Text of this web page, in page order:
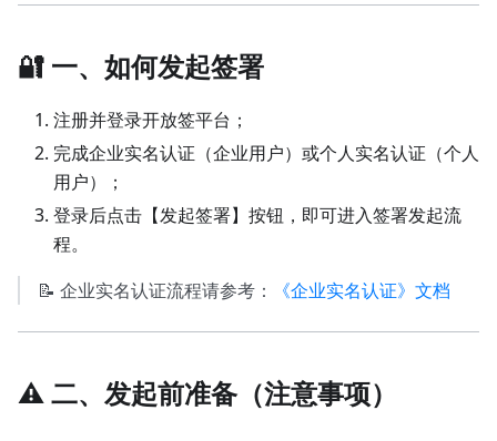
🔐 一、如何发起签署
注册并登录开放签平台；
完成企业实名认证（企业用户）或个人实名认证（个人
用户）；
登录后点击【发起签署】按钮，即可进入签署发起流
程。
📝 企业实名认证流程请参考：
《企业实名认证》文档
⚠️ 二、发起前准备（注意事项）